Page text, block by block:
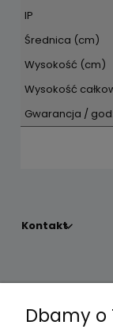
IP
Średnica (cm)
Wysokość (cm)
Wysokość
Gwarancja /
Kontakt
Dbamy